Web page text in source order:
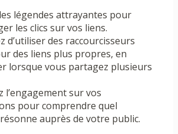
légendes attrayantes pour
les clics sur vos liens.
d’utiliser des raccourcisseurs
des liens plus propres, en
lorsque vous partagez plusieurs
l’engagement sur vos
pour comprendre quel
auprès de votre public.